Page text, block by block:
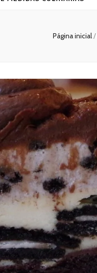
Página inicial/